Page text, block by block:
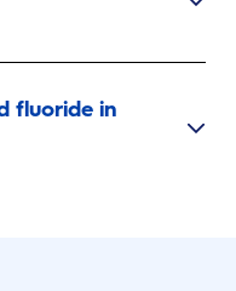
fluoride in